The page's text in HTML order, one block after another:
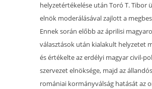
helyzetértékelése után Toró T. Tibor
elnök moderálásával zajlott a
Ennek során előbb az áprilisi
választások után kialakult helyzetet
és értékelte az erdélyi magyar civil-
szervezet elnöksége, majd az
romániai kormányválság hatását az